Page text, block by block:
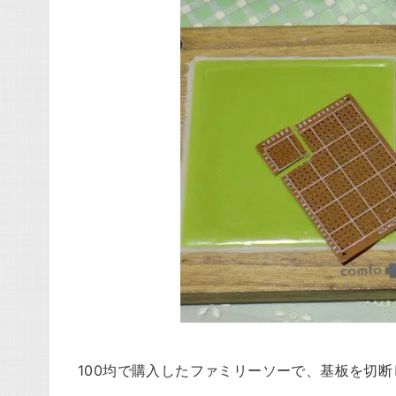
100均で購入したファミリーソーで、基板を切